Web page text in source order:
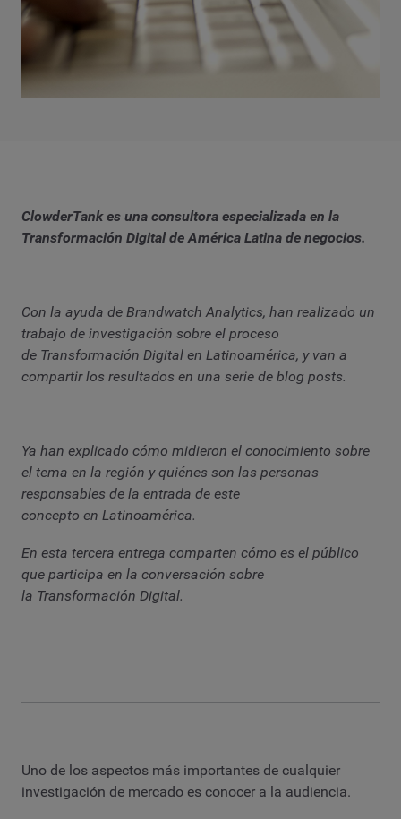
ClowderTank es una consultora especializada en la
Transformación Digital de América Latina de negocios.
Con la ayuda de Brandwatch Analytics, han realizado un
trabajo de investigación sobre el proceso
de Transformación Digital en Latinoamérica, y van a
compartir los resultados en una serie de blog posts.
Ya han explicado cómo midieron el conocimiento sobre
el tema en la región y quiénes son las personas
responsables de la entrada de este
concepto en Latinoamérica.
En esta tercera entrega comparten cómo es el público
que participa en la conversación sobre
la Transformación Digital.
Uno de los aspectos más importantes de cualquier
investigación de mercado es conocer a la audiencia.